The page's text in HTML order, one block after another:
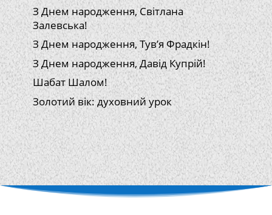
З Днем народження, Світлана
Залевська!
З Днем народження, Тув’я Фрадкін!
З Днем народження, Давід Купрій!
Шабат Шалом!
Золотий вік: духовний урок